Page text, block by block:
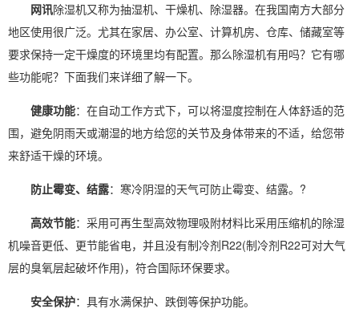
网讯除湿机又称为抽湿机、 干燥机、 除湿器。在我国南方大部分
地区使用很广泛。尤其在家居、办公室、计算机房、仓库、储藏室等
要求保持一定干燥度的环境里均有配置。那么除湿机有用吗？它有哪
些功能呢？下面我们来详细了解一下。
健康功能：在自动工作方式下，可以将湿度控制在人体舒适的范
围，避免阴雨天或潮湿的地方给您的关节及身体带来的不适，给您带
来舒适干燥的环境。
防止霉变、结露：寒冷阴湿的天气可防止霉变、结露。?
高效节能：采用可再生型高效物理吸附材料比采用压缩机的除湿
机噪音更低、更节能省电，并且没有制冷剂R22(制冷剂R22可对大气
层的臭氧层起破坏作用)，符合国际环保要求。
安全保护：具有水满保护、跌倒等保护功能。